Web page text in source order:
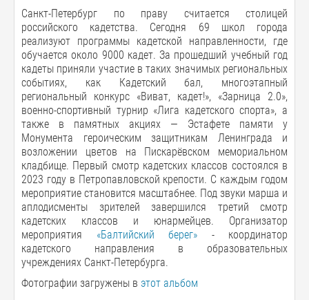
Санкт-Петербург по праву считается столицей
российского кадетства. Сегодня 69 школ города
реализуют программы кадетской направленности, где
обучается около 9000 кадет. За прошедший учебный год
кадеты приняли участие в таких значимых региональных
событиях, как Кадетский бал, многоэтапный
региональный конкурс «Виват, кадет!», «Зарница 2.0»,
военно-спортивный турнир «Лига кадетского спорта», а
также в памятных акциях — Эстафете памяти у
Монумента героическим защитникам Ленинграда и
возложении цветов на Пискарёвском мемориальном
кладбище. Первый смотр кадетских классов состоялся в
2023 году в Петропавловской крепости. С каждым годом
мероприятие становится масштабнее. Под звуки марша и
аплодисменты зрителей завершился третий смотр
кадетских классов и юнармейцев. Организатор
мероприятия «Балтийский берег» - координатор
кадетского направления в образовательных
учреждениях Санкт-Петербурга.
Фотографии загружены в этот альбом